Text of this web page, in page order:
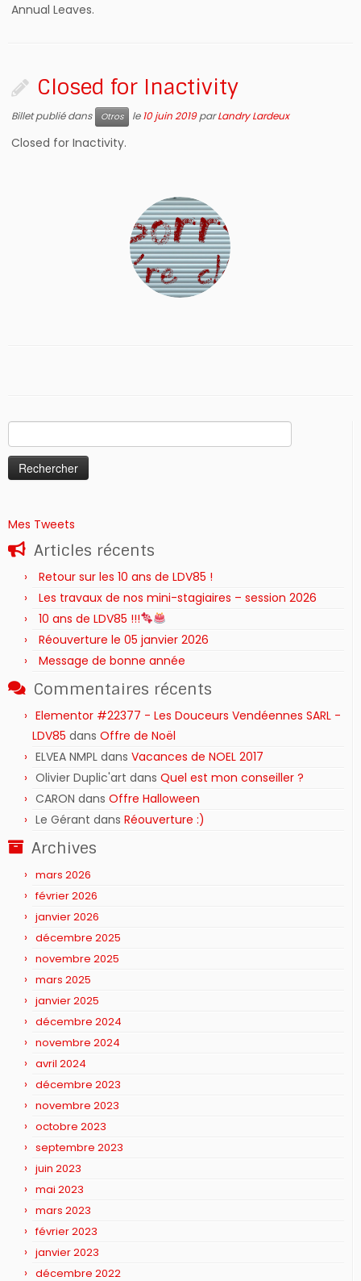
Annual Leaves.
Closed for Inactivity
Billet publié dans Otros le10 juin 2019 parLandry Lardeux
Closed for Inactivity.
Mes Tweets
Articles récents
Retour sur les 10 ans de LDV85 !
Les travaux de nos mini-stagiaires – session 2026 ‍‍‍‍‍
10 ans de LDV85 !!!
Réouverture le 05 janvier 2026
Message de bonne année
Commentaires récents
Elementor #22377 - Les Douceurs Vendéennes SARL -
LDV85 dans Offre de Noël
ELVEA NMPL dans Vacances de NOEL 2017
Olivier Duplic'art dans Quel est mon conseiller ?
CARON dans Offre Halloween
Le Gérant dans Réouverture :)
Archives
mars 2026
février 2026
janvier 2026
décembre 2025
novembre 2025
mars 2025
janvier 2025
décembre 2024
novembre 2024
avril 2024
décembre 2023
novembre 2023
octobre 2023
septembre 2023
juin 2023
mai 2023
mars 2023
février 2023
janvier 2023
décembre 2022